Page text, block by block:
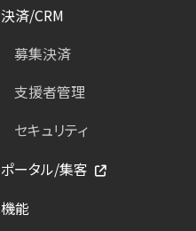
決済/CRM
募集決済
支援者管理
セキュリティ
ポータル/集客
機能